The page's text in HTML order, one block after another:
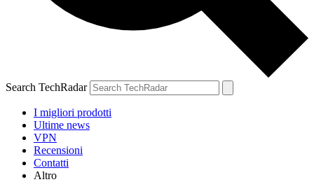
Search TechRadar
I migliori prodotti
Ultime news
VPN
Recensioni
Contatti
Altro